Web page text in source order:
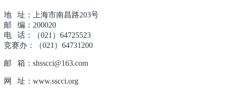
地 址：上海市南昌路203号
邮 编：200020
电 话：（021）64725523
竞赛办：（021）64731200
邮 箱：shsscci@163.com
网 址：www.sscci.org